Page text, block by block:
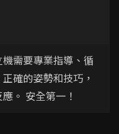
需要專業指導、循
確的姿勢和技巧，
。 安全第一！